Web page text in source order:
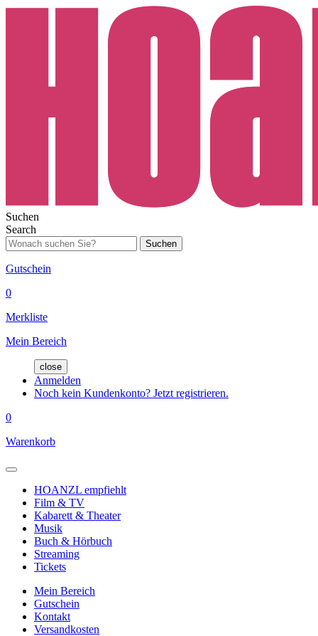
Suchen
Search
Suchen
Gutschein
0
Merkliste
Mein Bereich
close
Anmelden
Noch kein Kundenkonto? Jetzt registrieren.
0
Warenkorb
HOANZL empfiehlt
Film & TV
Kabarett & Theater
Musik
Buch & Hörbuch
Streaming
Tickets
Mein Bereich
Gutschein
Kontakt
Versandkosten